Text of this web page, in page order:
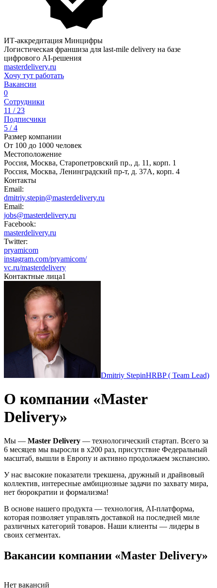
ИТ-аккредитация Минцифры
Логистическая франшиза для last-mile delivery на базе
цифрового AI-решения
masterdelivery.ru
Хочу тут работать
Вакансии
0
Сотрудники
11 / 23
Подписчики
5 / 4
Размер компании
От 100 до 1000 человек
Местоположение
Россия, Москва, Старопетровский пр., д. 11, корп. 1
Россия, Москва, Ленинградский пр-т, д. 37А, корп. 4
Контакты
Email:
dmitriy.stepin@masterdelivery.ru
Email:
jobs@masterdelivery.ru
Facebook:
masterdelivery.ru
Twitter:
pryamicom
instagram.com/pryamicom/
vc.ru/masterdelivery
Контактные лица1
Dmitriy StepinHRBP ( Team Lead)
О компании «Master
Delivery»
Мы — Master Delivery — технологический стартап. Всего за
6 месяцев мы выросли в х200 раз, присутствие Федеральный
масштаб, вышли в Европу и активно продолжаем экспансию.
У нас высокие показатели трекшена, дружный и драйвовый
коллектив, интересные амбициозные задачи по захвату мира,
нет бюрократии и формализма!
В основе нашего продукта — технология, AI-платформа,
которая позволяет управлять доставкой на последней миле
различных категорий товаров. Наши клиенты — лидеры в
своих сегментах.
Вакансии компании «Master Delivery»
Нет вакансий